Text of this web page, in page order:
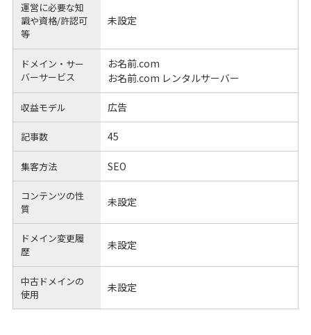
運営に必要な知
識や資格/許認可
等
未設定
ドメイン・サー
バーサービス
お名前.com
お名前.com レンタルサーバー
収益モデル 広告
記事数 45
集客方法 SEO
コンテンツの性
質
未設定
ドメイン変更履
歴
未設定
中古ドメインの
使用
未設定